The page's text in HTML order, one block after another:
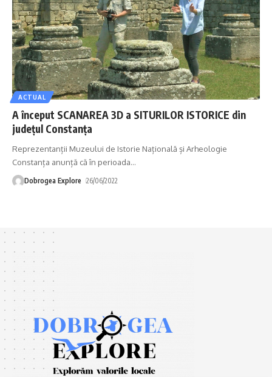
ACTUAL
A început SCANAREA 3D a SITURILOR ISTORICE din
judeţul Constanţa
Reprezentanții Muzeului de Istorie Națională și Arheologie
Constanța anunță că în perioada…
Dobrogea Explore 26/06/2022